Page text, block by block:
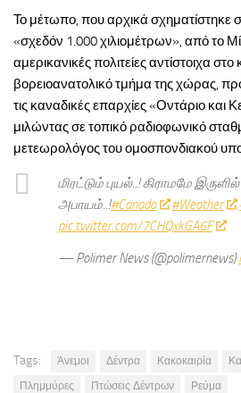
Το μέτωπο, που αρχικά σχηματίστηκε
«σχεδόν 1.000 χιλιομέτρων», από το
αμερικανικές πολιτείες αντίστοιχα στο
βορειοανατολικό τμήμα της χώρας,
τις καναδικές επαρχίες «Οντάριο και
μιλώντας σε τοπικό ραδιοφωνικό
μετεωρολόγος του ομοσπονδιακού
மிரட்டும் புயல்..! கிராமமே
அபாயம்..!#Canada #Weather
pic.twitter.com/7CHQxkGA6F
— Polimer News (@polimernews)
Tags: Άνεμοι Δέντρα Κακοκαιρία
Πλημμύρες
Πτώσεις Δέντρων Ρεύμα